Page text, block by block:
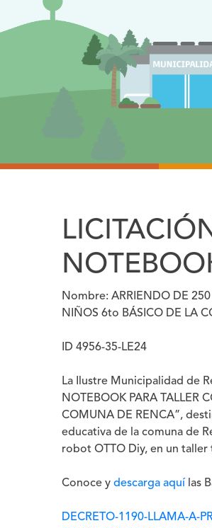
Nombre: ARRIENDO DE
NIÑOS 6to BÁSICO DE LA
ID 4956-35-LE24
La Ilustre Municipalidad de
NOTEBOOK PARA TALLER
COMUNA DE RENCA”,
educativa de la comuna de
robot OTTO Diy, en un
Conoce y descarga aquí las
DECRETO-1190-LLAMA-A-